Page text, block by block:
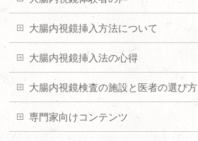
大腸内視鏡挿入方法について
大腸内視鏡挿入法の心得
大腸内視鏡検査の施設と医者の選び方
専門家向けコンテンツ